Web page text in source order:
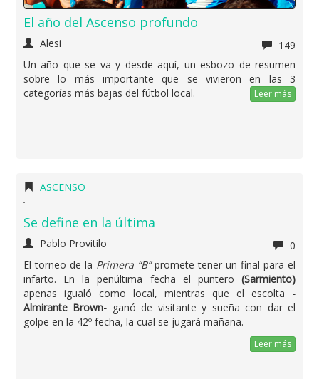
El año del Ascenso profundo
Alesi
149
Un año que se va y desde aquí, un esbozo de resumen
sobre lo más importante que se vivieron en las 3
categorías más bajas del fútbol local.
Leer más
ASCENSO
Se define en la última
Pablo Provitilo
0
El torneo de la Primera “B”promete tener un final para el
infarto. En la penúltima fecha el puntero (Sarmiento)
apenas igualó como local, mientras que el escolta -
Almirante Brown- ganó de visitante y sueña con dar el
golpe en la 42º fecha, la cual se jugará mañana.
Leer más